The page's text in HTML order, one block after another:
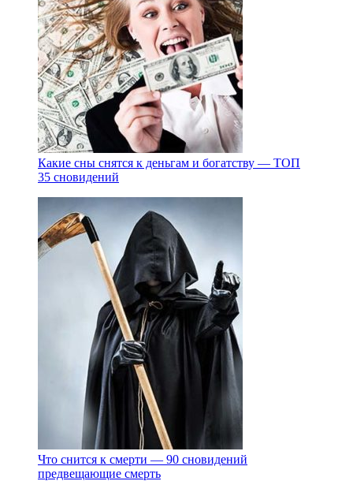
Какие сны снятся к деньгам и богатству — ТОП
35 сновидений
Что снится к смерти — 90 сновидений
предвещающие смерть